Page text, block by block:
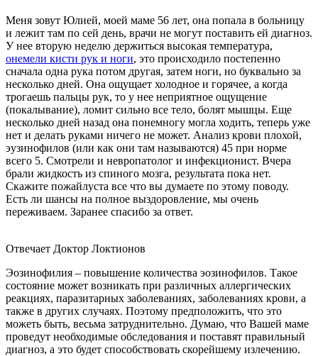
Меня зовут Юлией, моей маме 56 лет, она попала в больницу
и лежит там по сей день, врачи не могут поставить ей диагноз.
У нее вторую неделю держиться высокая температура,
онемели кисти рук и ноги, это происходило постепенно
сначала одна рука потом другая, затем ноги, но буквально за
несколько дней. Она ощущает холодное и горячее, а когда
трогаешь пальцы рук, то у нее неприятное ощущение
(покалывание), ломит сильно все тело, болят мышцы. Еще
несколько дней назад она понемногу могла ходить, теперь уже
нет и делать руками ничего не может. Анализ крови плохой,
эузинофилов (или как они там называются) 45 при норме
всего 5. Смотрели и невропатолог и инфекционист. Вчера
брали жидкость из спиного мозга, результата пока нет.
Скажите пожайлуста все что вы думаете по этому поводу.
Есть ли шансы на полное выздоровление, мы очень
переживаем. Заранее спасибо за ответ.
Отвечает Доктор Локтионов
Эозинофилия – повышение количества эозинофилов. Такое
состояние может возникать при различных аллергических
реакциях, паразитарных заболеваниях, заболеваниях крови, а
также в других случаях. Поэтому предположить, что это
можеть быть, весьма затруднительно. Думаю, что Вашей маме
проведут необходимые обследования и поставят правильный
диагноз, а это будет способствовать скорейшему излечению.